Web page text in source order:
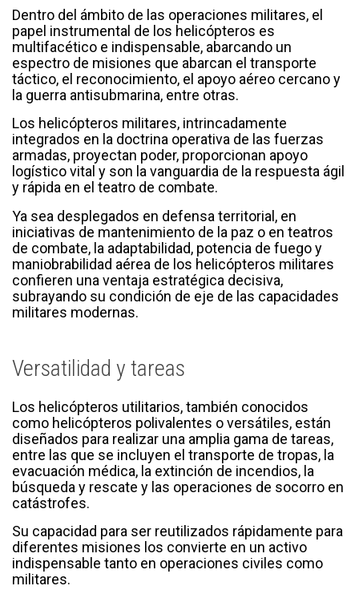
Dentro del ámbito de las operaciones militares, el
papel instrumental de los helicópteros es
multifacético e indispensable, abarcando un
espectro de misiones que abarcan el transporte
táctico, el reconocimiento, el apoyo aéreo cercano y
la guerra antisubmarina, entre otras.
Los helicópteros militares, intrincadamente
integrados en la doctrina operativa de las fuerzas
armadas, proyectan poder, proporcionan apoyo
logístico vital y son la vanguardia de la respuesta ágil
y rápida en el teatro de combate.
Ya sea desplegados en defensa territorial, en
iniciativas de mantenimiento de la paz o en teatros
de combate, la adaptabilidad, potencia de fuego y
maniobrabilidad aérea de los helicópteros militares
confieren una ventaja estratégica decisiva,
subrayando su condición de eje de las capacidades
militares modernas.
Versatilidad y tareas
Los helicópteros utilitarios, también conocidos
como helicópteros polivalentes o versátiles, están
diseñados para realizar una amplia gama de tareas,
entre las que se incluyen el transporte de tropas, la
evacuación médica, la extinción de incendios, la
búsqueda y rescate y las operaciones de socorro en
catástrofes.
Su capacidad para ser reutilizados rápidamente para
diferentes misiones los convierte en un activo
indispensable tanto en operaciones civiles como
militares.